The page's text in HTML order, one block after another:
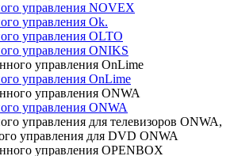
управления NOVEX
управления Ok.
управления OLTO
управления ONIKS
управления OnLime
управления ONWA
управления для телевизоров ONWA,
управления для DVD ONWA